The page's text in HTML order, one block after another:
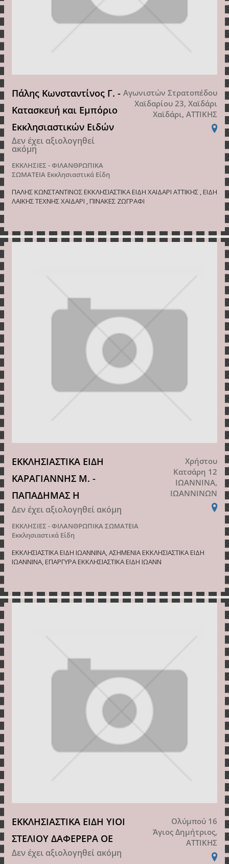
Πάλης Κωνσταντίνος Γ. -
Κατασκευή και Εμπόριο
Εκκλησιαστικών Ειδών
Δεν έχει αξιολογηθεί
ακόμη
ΕΚΚΛΗΣΙΕΣ - ΦΙΛΑΝΘΡΩΠΙΚΑ
ΣΩΜΑΤΕΙΑ Εκκλησιαστικά Είδη
Αγωνιστών Στρατοπέδου
Χαϊδαρίου 23, Χαϊδάρι
Χαϊδάρι, ΑΤΤΙΚΗΣ
ΠΑΛΗΣ ΚΩΝΣΤΑΝΤΙΝΟΣ ΕΚΚΛΗΣΙΑΣΤΙΚΑ ΕΙΔΗ ΧΑΙΔΑΡΙ ΑΤΤΙΚΗΣ , ΕΙΔΗ
ΛΑΙΚΗΣ ΤΕΧΝΗΣ ΧΑΙΔΑΡΙ , ΠΙΝΑΚΕΣ ΖΩΓΡΑΦΙ
ΕΚΚΛΗΣΙΑΣΤΙΚΑ ΕΙΔΗ
ΚΑΡΑΓΙΑΝΝΗΣ Μ. -
ΠΑΠΑΔΗΜΑΣ Η
Δεν έχει αξιολογηθεί ακόμη
ΕΚΚΛΗΣΙΕΣ - ΦΙΛΑΝΘΡΩΠΙΚΑ ΣΩΜΑΤΕΙΑ
Εκκλησιαστικά Είδη
Χρήστου
Κατσάρη 12
ΙΩΑΝΝΙΝΑ,
ΙΩΑΝΝΙΝΩΝ
ΕΚΚΛΗΣΙΑΣΤΙΚΑ ΕΙΔΗ ΙΩΑΝΝΙΝΑ, ΑΣΗΜΕΝΙΑ ΕΚΚΛΗΣΙΑΣΤΙΚΑ ΕΙΔΗ
ΙΩΑΝΝΙΝΑ, ΕΠΑΡΓΥΡΑ ΕΚΚΛΗΣΙΑΣΤΙΚΑ ΕΙΔΗ ΙΩΑΝΝ
ΕΚΚΛΗΣΙΑΣΤΙΚΑ ΕΙΔΗ ΥΙΟΙ
ΣΤΕΛΙΟΥ ΔΑΦΕΡΕΡΑ ΟΕ
Δεν έχει αξιολογηθεί ακόμη
Ολύμπού 16
Άγιος Δημήτριος,
ΑΤΤΙΚΗΣ